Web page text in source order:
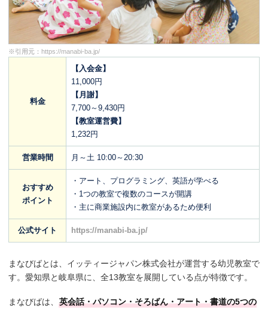
※引用元： https://manabi-ba.jp/
料金
【入会金】
11,000円
【月謝】
7,700～9,430円
【教室運営費】
1,232円
営業時間 月～土 10:00～20:30
おすすめ
ポイント
・アート、プログラミング、英語が学べる
・1つの教室で複数のコースが開講
・主に商業施設内に教室があるため便利
公式サイト https://manabi-ba.jp/
まなびばとは、イッティージャパン株式会社が運営する幼児教室で
す。愛知県と岐阜県に、全13教室を展開している点が特徴です。
まなびばは、 英会話・パソコン・そろばん・アート・書道の5つの